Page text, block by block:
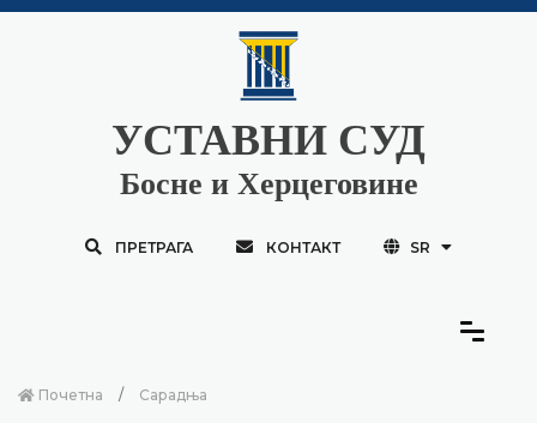
УСТАВНИ СУД
Босне и Херцеговине
ПРЕТРАГА КОНТАКТ SR
Почетна Сарадња